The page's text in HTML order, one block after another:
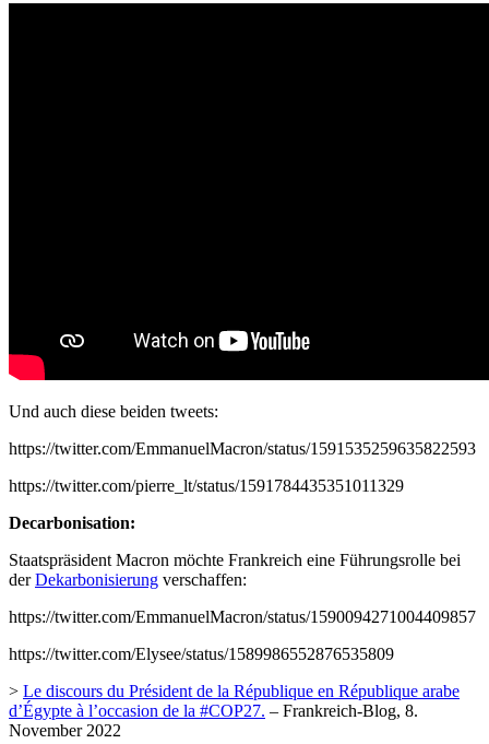
Und auch diese beiden tweets:
https://twitter.com/EmmanuelMacron/status/1591535259635822593
https://twitter.com/pierre_lt/status/1591784435351011329
Decarbonisation:
Staatspräsident Macron möchte Frankreich eine Führungsrolle bei
derDekarbonisierung verschaffen:
https://twitter.com/EmmanuelMacron/status/1590094271004409857
https://twitter.com/Elysee/status/1589986552876535809
> Le discours du Président de la République en République arabe
d’Égypte à l’occasion de la #COP27. – Frankreich-Blog, 8.
November 2022